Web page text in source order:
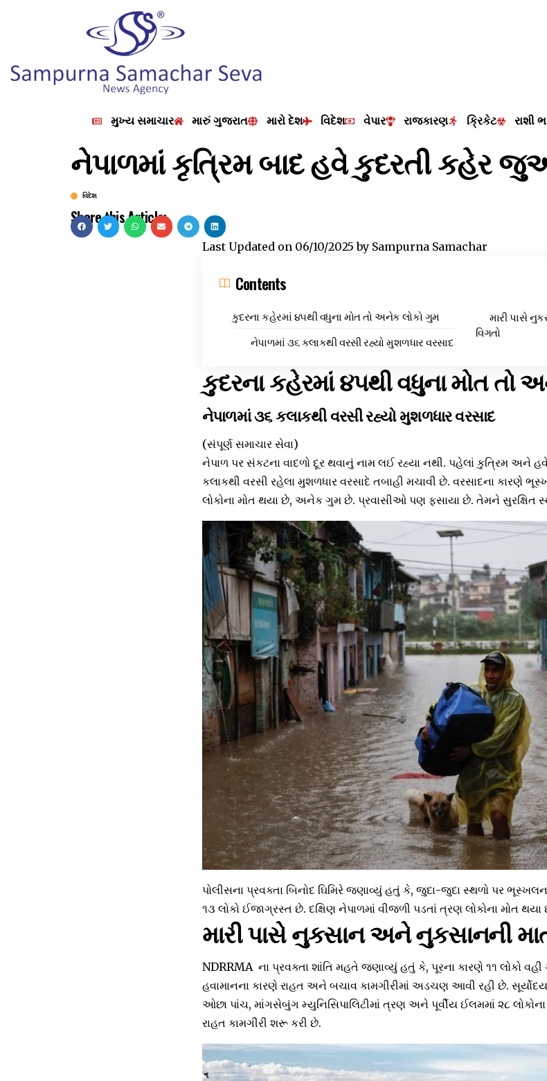
મુખ્ય સમાચાર મારું ગુજરાત મારો દેશ વિદેશ વેપાર રાજકારણ ક્રિકેટ રાશી
નેપાળમાં કૃત્રિમ બાદ હવે કુદરતી કહેર
વિદેશ
Share this Article:
Last Updated on 06/10/2025 by Sampurna Samachar
Contents
કુદરના કહેરમાં ૪૫થી વધુના મોત તો અનેક લોકો ગુમ
નેપાળમાં ૩૬ કલાકથી વરસી રહ્યો મુશળધાર વરસાદ
મારી પાસે
વિગતો
કુદરના કહેરમાં ૪૫થી વધુના મોત તો
નેપાળમાં ૩૬ કલાકથી વરસી રહ્યો મુશળધાર વરસાદ
(સંપૂર્ણ સમાચાર સેવા)
નેપાળ પર સંકટના વાદળો દૂર થવાનું નામ લઈ રહ્યા નથી. પહેલાં કુત્રિમ અને
કલાકથી વરસી રહેલા મુશળધાર વરસાદે તબાહી મચાવી છે. વરસાદના
લોકોના મોત થયા છે, અનેક ગુમ છે. પ્રવાસીઓ પણ ફસાયા છે. તેમને સુરક્ષિત
પોલીસના પ્રવક્તા બિનોદ ઘિમિરે જણાવ્યું હતું કે, જુદા-જુદા સ્થળો પર
૧૩ લોકો ઈજાગ્રસ્ત છે. દક્ષિણ નેપાળમાં વીજળી પડતાં ત્રણ લોકોના મોત થયા
મારી પાસે નુકસાન અને નુકસાનની
NDRRMA ના પ્રવક્તા શાંતિ મહતે જણાવ્યું હતું કે, પૂરના કારણે ૧૧ લોકો
હવામાનના કારણે રાહત અને બચાવ કામગીરીમાં અડચણ આવી રહી છે.
ઓછા પાંચ, માંગસેબુંગ મ્યુનિસિપાલિટીમાં ત્રણ અને પૂર્વીય ઈલમમાં ૨૮
રાહત કામગીરી શરૂ કરી છે.